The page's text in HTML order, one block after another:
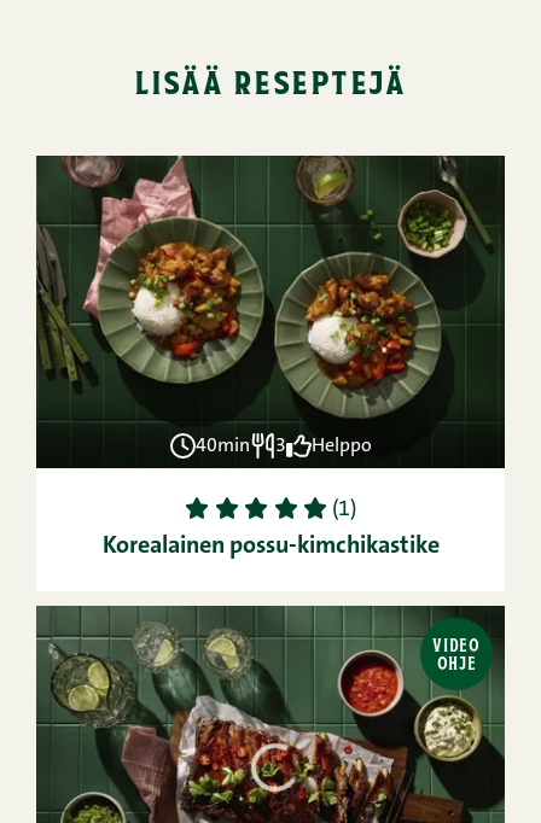
lisää reseptejä
40min 3 Helppo
1 2 3 4 5 (1)
Korealainen possu-kimchikastike
VIDEO
OHJE